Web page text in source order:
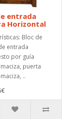
entrada
Horizontal
Bloc de
entrada
por guía
puerta
..